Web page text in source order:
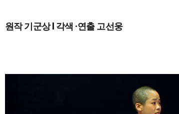
원작 기군상 l 각색 ·연출 고선웅